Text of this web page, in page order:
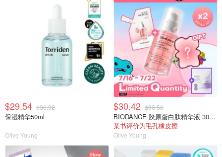
$29.54 $36.92
保湿精华50ml
Olive Young
$30.42 $96.56
BIODANCE 胶原蛋白肽精华液 30ml 补充装
某书评价为毛孔橡皮擦
Olive Young